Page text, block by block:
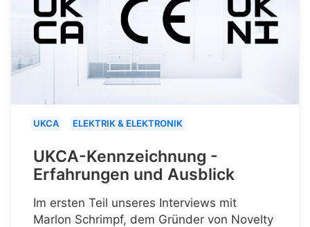
UKCA ELEKTRIK & ELEKTRONIK
UKCA-Kennzeichnung -
Erfahrungen und Ausblick
Im ersten Teil unseres Interviews mit
Marlon Schrimpf, dem Gründer von Novelty